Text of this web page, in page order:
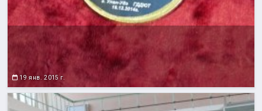
19 янв. 2015 г.